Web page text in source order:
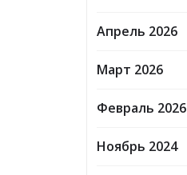
Апрель 2026
Март 2026
Февраль 2026
Ноябрь 2024